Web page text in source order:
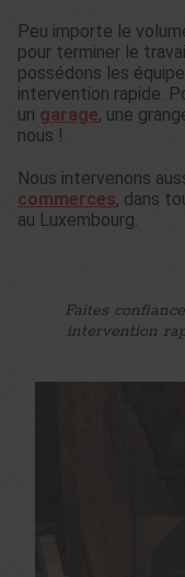
Peu importe le
pour terminer le
possédons les
intervention rapide.
un garage, une
nous !
Nous intervenons
commerces, dans
au Luxembourg.
Faites
intervention